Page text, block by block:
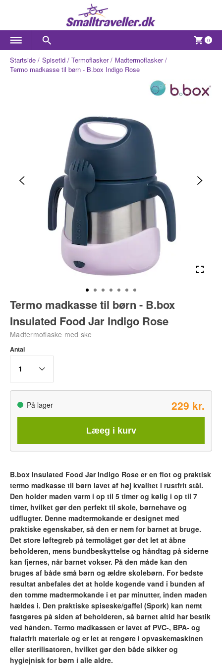
0
Startside Spisetid Termoflasker
Madtermoflasker
Termo madkasse til børn - B.box Indigo Rose
Termo madkasse til børn - B.box
Insulated Food Jar Indigo Rose
Madtermoflaske med ske
Antal
1
På lager 229 kr.
Læeg i kurv
B.box Insulated Food Jar Indigo Rose er en flot og praktisk
termo madkasse til børn lavet af høj kvalitet i rustfrit stål.
Den holder maden varm i op til 5 timer og kølig i op til 7
timer, hvilket gør den perfekt til skole, børnehave og
udflugter. Denne madtermokande er designet med
praktiske egenskaber, så den er nem for barnet at bruge.
Det store løftegreb på termolåget gør det let at åbne
beholderen, mens bundbeskyttelse og håndtag på siderne
kan fjernes, når barnet vokser. På den måde kan den
bruges af både små børn og ældre skolebørn. For bedste
resultat anbefales det at holde kogende vand i bunden af
den tomme madtermokande i et par minutter, inden maden
hældes i. Den praktiske spiseske/gaffel (Spork) kan nemt
fastgøres på siden af beholderen, så barnet altid har bestik
ved hånden. Termo madkassen er lavet af PVC-, BPA- og
ftalatfrit materiale og er let at rengøre i opvaskemaskinen
eller sterilisatoren, hvilket gør den både sikker og
hygiejnisk for børn i alle aldre.